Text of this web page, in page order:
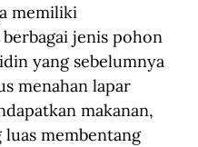
memiliki
jenis pohon
yang sebelumnya
menahan lapar
makanan,
membentang